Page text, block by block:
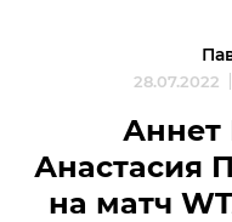
28.07.2022
Аннет
Анастасия
на матч